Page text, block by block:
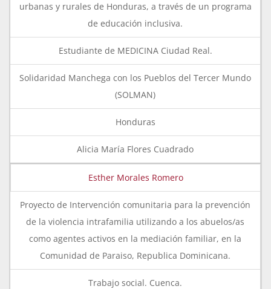
urbanas y rurales de Honduras, a través de un programa
de educación inclusiva.
Estudiante de MEDICINA Ciudad Real.
Solidaridad Manchega con los Pueblos del Tercer Mundo
(SOLMAN)
Honduras
Alicia María Flores Cuadrado
Esther Morales Romero
Proyecto de Intervención comunitaria para la prevención
de la violencia intrafamilia utilizando a los abuelos/as
como agentes activos en la mediación familiar, en la
Comunidad de Paraiso, Republica Dominicana.
Trabajo social. Cuenca.